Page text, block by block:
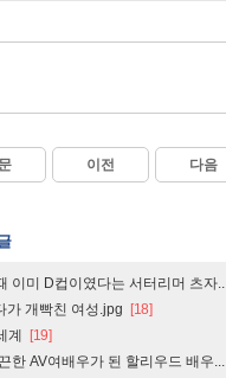
이전 다음
이미 D컵이였다는 서터리머 츠자..
가 개빡친 여성.jpg [18]
계 [19]
한 AV여배우가 된 할리우드 배우...